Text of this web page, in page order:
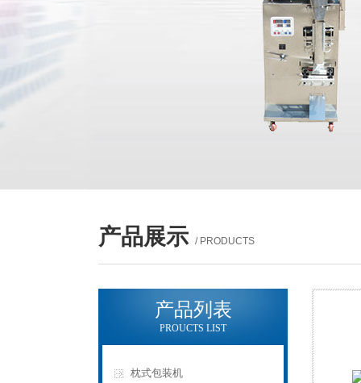
产品展示 / PRODUCTS
产品列表
PROUCTS LIST
枕式包装机